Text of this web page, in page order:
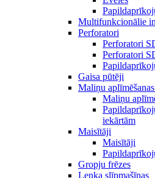
Multifunkcionālie
Perforatori
Perforatori
Perforatori
Gaisa pūtēji
Maliņu
Maliņu
iekārtām
Maisītāji
Maisītāji
Gropju frēzes
Leņķa slīpmašīnas